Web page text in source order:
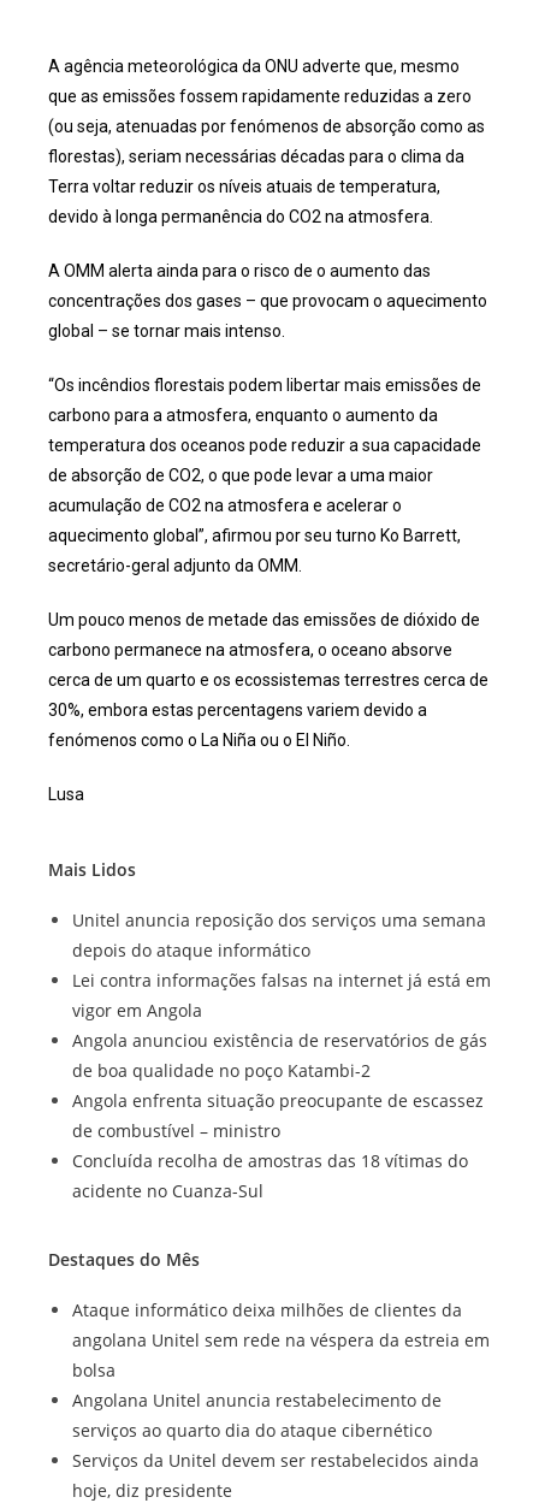
A agência meteorológica da ONU adverte que, mesmo
que as emissões fossem rapidamente reduzidas a zero
(ou seja, atenuadas por fenómenos de absorção como as
florestas), seriam necessárias décadas para o clima da
Terra voltar reduzir os níveis atuais de temperatura,
devido à longa permanência do CO2 na atmosfera.
A OMM alerta ainda para o risco de o aumento das
concentrações dos gases – que provocam o aquecimento
global – se tornar mais intenso.
“Os incêndios florestais podem libertar mais emissões de
carbono para a atmosfera, enquanto o aumento da
temperatura dos oceanos pode reduzir a sua capacidade
de absorção de CO2, o que pode levar a uma maior
acumulação de CO2 na atmosfera e acelerar o
aquecimento global”, afirmou por seu turno Ko Barrett,
secretário-geral adjunto da OMM.
Um pouco menos de metade das emissões de dióxido de
carbono permanece na atmosfera, o oceano absorve
cerca de um quarto e os ecossistemas terrestres cerca de
30%, embora estas percentagens variem devido a
fenómenos como o La Niña ou o El Niño.
Lusa
Mais Lidos
Unitel anuncia reposição dos serviços uma semana
depois do ataque informático
Lei contra informações falsas na internet já está em
vigor em Angola
Angola anunciou existência de reservatórios de gás
de boa qualidade no poço Katambi-2
Angola enfrenta situação preocupante de escassez
de combustível – ministro
Concluída recolha de amostras das 18 vítimas do
acidente no Cuanza-Sul
Destaques do Mês
Ataque informático deixa milhões de clientes da
angolana Unitel sem rede na véspera da estreia em
bolsa
Angolana Unitel anuncia restabelecimento de
serviços ao quarto dia do ataque cibernético
Serviços da Unitel devem ser restabelecidos ainda
hoje, diz presidente